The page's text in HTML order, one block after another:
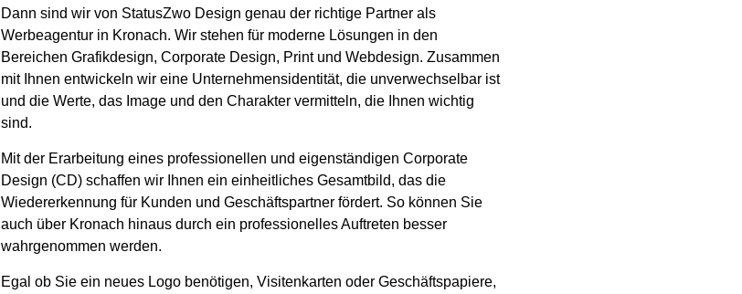
Dann sind wir von StatusZwo Design genau der richtige Partner als
Werbeagentur in Kronach. Wir stehen für moderne Lösungen in den
Bereichen Grafikdesign, Corporate Design, Print und Webdesign. Zusammen
mit Ihnen entwickeln wir eine Unternehmensidentität, die unverwechselbar ist
und die Werte, das Image und den Charakter vermitteln, die Ihnen wichtig
sind.
Mit der Erarbeitung eines professionellen und eigenständigen Corporate
Design (CD) schaffen wir Ihnen ein einheitliches Gesamtbild, das die
Wiedererkennung für Kunden und Geschäftspartner fördert. So können Sie
auch über Kronach hinaus durch ein professionelles Auftreten besser
wahrgenommen werden.
Egal ob Sie ein neues Logo benötigen, Visitenkarten oder Geschäftspapiere,